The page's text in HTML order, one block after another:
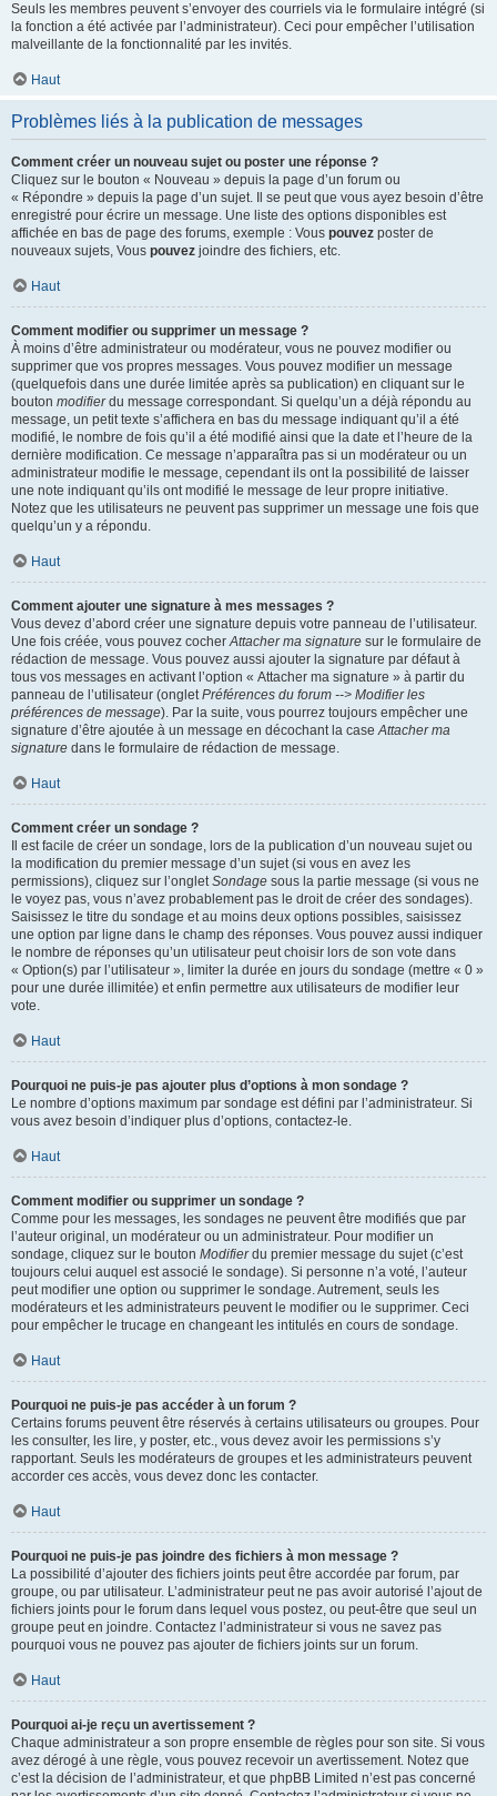
Seuls les membres peuvent s’envoyer des courriels via le formulaire intégré (si
la fonction a été activée par l’administrateur). Ceci pour empêcher l’utilisation
malveillante de la fonctionnalité par les invités.
Haut
Problèmes liés à la publication de messages
Comment créer un nouveau sujet ou poster une réponse ?
Cliquez sur le bouton « Nouveau » depuis la page d’un forum ou
« Répondre » depuis la page d’un sujet. Il se peut que vous ayez besoin d’être
enregistré pour écrire un message. Une liste des options disponibles est
affichée en bas de page des forums, exemple : Vous pouvez poster de
nouveaux sujets, Vous pouvez joindre des fichiers, etc.
Haut
Comment modifier ou supprimer un message ?
À moins d’être administrateur ou modérateur, vous ne pouvez modifier ou
supprimer que vos propres messages. Vous pouvez modifier un message
(quelquefois dans une durée limitée après sa publication) en cliquant sur le
bouton modifierdu message correspondant. Si quelqu’un a déjà répondu au
message, un petit texte s’affichera en bas du message indiquant qu’il a été
modifié, le nombre de fois qu’il a été modifié ainsi que la date et l’heure de la
dernière modification. Ce message n’apparaîtra pas si un modérateur ou un
administrateur modifie le message, cependant ils ont la possibilité de laisser
une note indiquant qu’ils ont modifié le message de leur propre initiative.
Notez que les utilisateurs ne peuvent pas supprimer un message une fois que
quelqu’un y a répondu.
Haut
Comment ajouter une signature à mes messages ?
Vous devez d’abord créer une signature depuis votre panneau de l’utilisateur.
Une fois créée, vous pouvez cocherAttacher ma signature sur le formulaire de
rédaction de message. Vous pouvez aussi ajouter la signature par défaut à
tous vos messages en activant l’option « Attacher ma signature » à partir du
panneau de l’utilisateur (ongletPréférences du forum --> Modifier les
préférences de message). Par la suite, vous pourrez toujours empêcher une
signature d’être ajoutée à un message en décochant la caseAttacher ma
signature dans le formulaire de rédaction de message.
Haut
Comment créer un sondage ?
Il est facile de créer un sondage, lors de la publication d’un nouveau sujet ou
la modification du premier message d’un sujet (si vous en avez les
permissions), cliquez sur l’ongletSondage sous la partie message (si vous ne
le voyez pas, vous n’avez probablement pas le droit de créer des sondages).
Saisissez le titre du sondage et au moins deux options possibles, saisissez
une option par ligne dans le champ des réponses. Vous pouvez aussi indiquer
le nombre de réponses qu’un utilisateur peut choisir lors de son vote dans
« Option(s) par l’utilisateur », limiter la durée en jours du sondage (mettre « 0 »
pour une durée illimitée) et enfin permettre aux utilisateurs de modifier leur
vote.
Haut
Pourquoi ne puis-je pas ajouter plus d’options à mon sondage ?
Le nombre d’options maximum par sondage est défini par l’administrateur. Si
vous avez besoin d’indiquer plus d’options, contactez-le.
Haut
Comment modifier ou supprimer un sondage ?
Comme pour les messages, les sondages ne peuvent être modifiés que par
l’auteur original, un modérateur ou un administrateur. Pour modifier un
sondage, cliquez sur le bouton Modifierdu premier message du sujet (c’est
toujours celui auquel est associé le sondage). Si personne n’a voté, l’auteur
peut modifier une option ou supprimer le sondage. Autrement, seuls les
modérateurs et les administrateurs peuvent le modifier ou le supprimer. Ceci
pour empêcher le trucage en changeant les intitulés en cours de sondage.
Haut
Pourquoi ne puis-je pas accéder à un forum ?
Certains forums peuvent être réservés à certains utilisateurs ou groupes. Pour
les consulter, les lire, y poster, etc., vous devez avoir les permissions s’y
rapportant. Seuls les modérateurs de groupes et les administrateurs peuvent
accorder ces accès, vous devez donc les contacter.
Haut
Pourquoi ne puis-je pas joindre des fichiers à mon message ?
La possibilité d’ajouter des fichiers joints peut être accordée par forum, par
groupe, ou par utilisateur. L’administrateur peut ne pas avoir autorisé l’ajout de
fichiers joints pour le forum dans lequel vous postez, ou peut-être que seul un
groupe peut en joindre. Contactez l’administrateur si vous ne savez pas
pourquoi vous ne pouvez pas ajouter de fichiers joints sur un forum.
Haut
Pourquoi ai-je reçu un avertissement ?
Chaque administrateur a son propre ensemble de règles pour son site. Si vous
avez dérogé à une règle, vous pouvez recevoir un avertissement. Notez que
c’est la décision de l’administrateur, et que phpBB Limited n’est pas concerné